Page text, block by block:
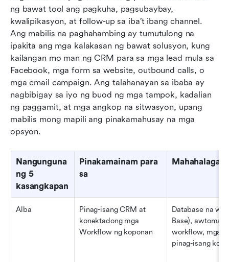
ng bawat tool ang pagkuha, pagsubaybay,
kwalipikasyon, at follow-up sa iba’t ibang channel.
Ang mabilis na paghahambing ay tumutulong na
ipakita ang mga kalakasan ng bawat solusyon, kung
kailangan mo man ng CRM para sa mga lead mula sa
Facebook, mga form sa website, outbound calls, o
mga email campaign. Ang talahanayan sa ibaba ay
nagbibigay sa iyo ng buod ng mga tampok, kadalian
ng paggamit, at mga angkop na sitwasyon, upang
mabilis mong mapili ang pinakamahusay na mga
opsyon.
Nangunguna
ng 5
kasangkapan
Pinakamainam para
sa
Alba
Pinag-isang CRM at
konektadong mga
Workflow ng koponan
Database na
Base),
workflow, mga
pinag-isang